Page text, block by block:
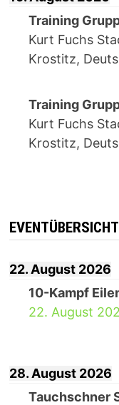
Training
Kurt Fuchs
Krostitz,
Training
Kurt Fuchs
Krostitz,
EVENTÜBERSICHT
22. August 2026
10-Kampf
22. August
28. August 2026
Tauchschner